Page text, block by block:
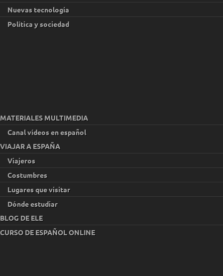
Nuevas tecnología
Política y sociedad
MATERIALES MULTIMEDIA
Canal vídeos en español
VIAJAR A ESPAÑA
Viajeros
Costumbres
Lugares que visitar
Dónde estudiar
BLOG DE ELE
CURSO DE ESPAÑOL ONLINE